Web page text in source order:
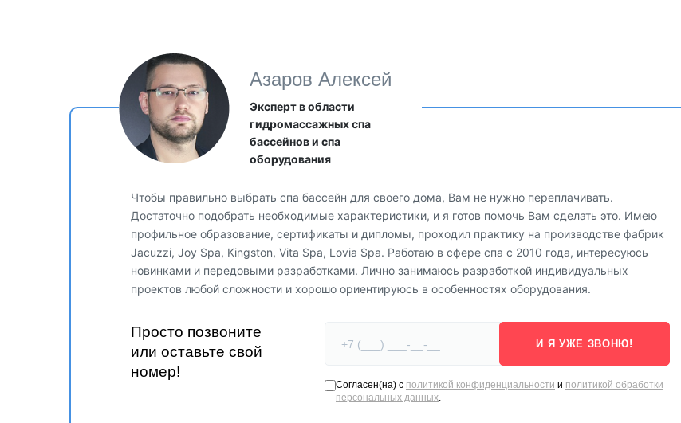
Внутри сауны используется светодиодное освещение. Цвет можно изменить на красный, зеленый, синий и градиент.
Азаров Алексей
Эксперт в области
гидромассажных спа
бассейнов и спа
оборудования
Чтобы правильно выбрать спа бассейн для своего дома, Вам не нужно переплачивать.
Достаточно подобрать необходимые характеристики, и я готов помочь Вам сделать это. Имею
профильное образование, сертификаты и дипломы, проходил практику на производстве фабрик
Jacuzzi, Joy Spa, Kingston, Vita Spa, Lovia Spa. Работаю в сфере спа с 2010 года, интересуюсь
новинками и передовыми разработками. Лично занимаюсь разработкой индивидуальных
проектов любой сложности и хорошо ориентируюсь в особенностях оборудования.
Просто позвоните
или оставьте свой
номер!
И Я УЖЕ ЗВОНЮ!
Согласен(на) с политикой конфиденциальности и политикой обработки
персональных данных.